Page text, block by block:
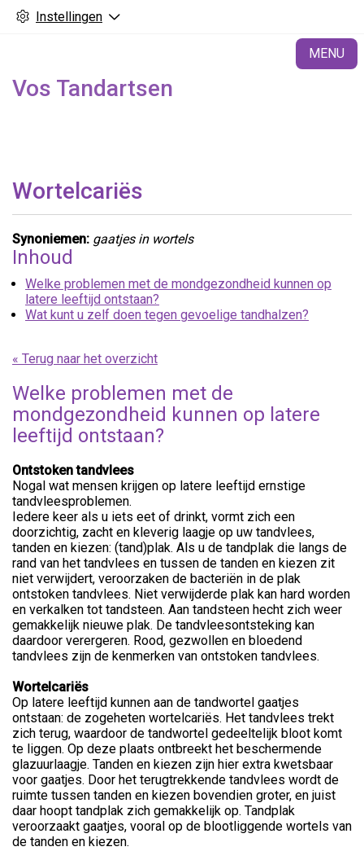
Instellingen
MENU
Vos Tandartsen
Wortelcariës
Synoniemen: gaatjes in wortels
Inhoud
Welke problemen met de mondgezondheid kunnen op
latere leeftijd ontstaan?
Wat kunt u zelf doen tegen gevoelige tandhalzen?
« Terug naar het overzicht
Welke problemen met de
mondgezondheid kunnen op latere
leeftijd ontstaan?
Ontstoken tandvlees
Nogal wat mensen krijgen op latere leeftijd ernstige
tandvleesproblemen.
Iedere keer als u iets eet of drinkt, vormt zich een
doorzichtig, zacht en kleverig laagje op uw tandvlees,
tanden en kiezen: (tand)plak. Als u de tandplak die langs de
rand van het tandvlees en tussen de tanden en kiezen zit
niet verwijdert, veroorzaken de bacteriën in de plak
ontstoken tandvlees. Niet verwijderde plak kan hard worden
en verkalken tot tandsteen. Aan tandsteen hecht zich weer
gemakkelijk nieuwe plak. De tandvleesontsteking kan
daardoor verergeren. Rood, gezwollen en bloedend
tandvlees zijn de kenmerken van ontstoken tandvlees.
Wortelcariës
Op latere leeftijd kunnen aan de tandwortel gaatjes
ontstaan: de zogeheten wortelcariës. Het tandvlees trekt
zich terug, waardoor de tandwortel gedeeltelijk bloot komt
te liggen. Op deze plaats ontbreekt het beschermende
glazuurlaagje. Tanden en kiezen zijn hier extra kwetsbaar
voor gaatjes. Door het terugtrekkende tandvlees wordt de
ruimte tussen tanden en kiezen bovendien groter, en juist
daar hoopt tandplak zich gemakkelijk op. Tandplak
veroorzaakt gaatjes, vooral op de blootliggende wortels van
de tanden en kiezen.